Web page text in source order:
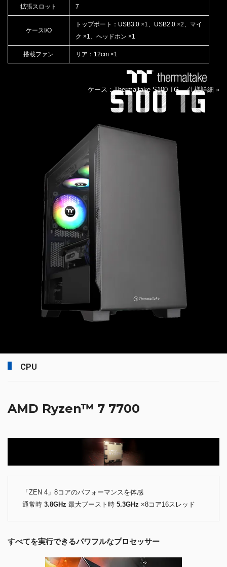
拡張スロット 7
ケースI/O
トップポート：USB3.0 ×1、USB2.0 ×2、マイ
ク ×1、ヘッドホン ×1
搭載ファン リア：12cm ×1
ケース：Thermaltake S100 TG仕様詳細 »
CPU
AMD Ryzen™ 7 7700
「ZEN 4」8コアのパフォーマンスを体感
通常時 3.8GHz 最大ブースト時 5.3GHz ×8コア16スレッド
すべてを実行できるパワフルなプロセッサー